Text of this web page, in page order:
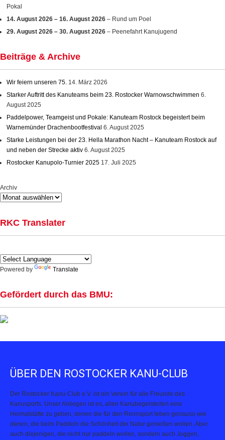
Pokal
14. August 2026 – 16. August 2026 – Rund um Poel
29. August 2026 – 30. August 2026 – Peenefahrt Kanujugend
Beiträge & Archive
Wir feiern unseren 75. 14. März 2026
Starker Auftritt des Kanuteams beim 23. Rostocker Warnowschwimmen 6.
August 2025
Paddelpower, Teamgeist und Pokale: Kanuteam Rostock begeistert beim
Warnemünder Drachenbootfestival 6. August 2025
Starke Leistungen bei der 23. Hella Marathon Nacht – Kanuteam Rostock auf
und neben der Strecke aktiv 6. August 2025
Rostocker Kanupolo-Turnier 2025 17. Juli 2025
Archiv
RKC Translater
Powered by Translate
Gefördert durch das BMU:
ÜBER DEN ROSTOCKER KANU-CLUB
Der Rostocker Kanu-Club e.V. ist ein Verein für alle Freunde des
Kanusports. Unser Anliegen ist es, allen Kanubegeisterten eine
Heimatstätte zu geben, denen die für den Rennsport leben genauso wie
denen, die beim Paddeln die Schönheit der Natur genießen wollen. Aber
auch diejenigen, die nicht nur paddeln wollen, sondern auch Joggen,